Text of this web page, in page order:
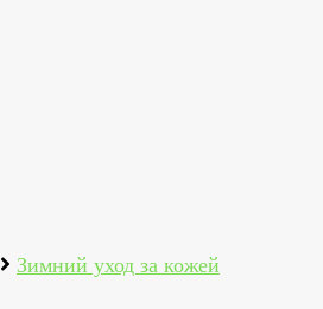
красивой, здоровой и
Зимний уход за кожей